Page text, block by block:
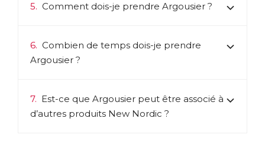
5. Comment dois-je prendre Argousier ?
6. Combien de temps dois-je prendre
Argousier ?
7. Est-ce que Argousier peut être associé à
d’autres produits New Nordic ?